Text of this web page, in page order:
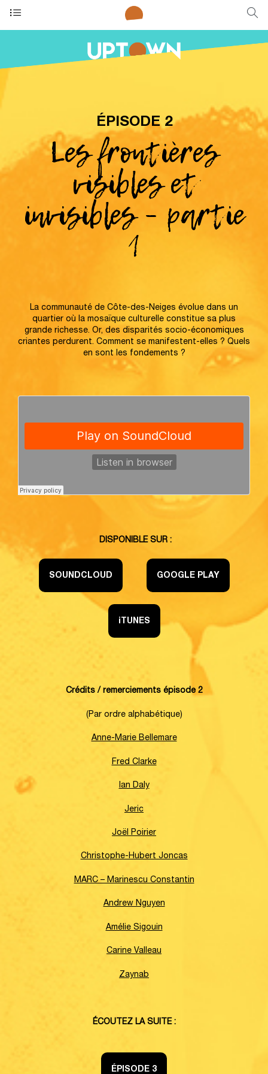
ÉPISODE 2
Les frontières
visibles et
invisibles – partie
1
La communauté de Côte-des-Neiges évolue dans un
quartier où la mosaïque culturelle constitue sa plus
grande richesse. Or, des disparités socio-économiques
criantes perdurent. Comment se manifestent-elles ? Quels
en sont les fondements ?
DISPONIBLE SUR :
SOUNDCLOUD GOOGLE PLAY
iTUNES
Crédits / remerciements épisode 2
(Par ordre alphabétique)
Anne-Marie Bellemare
Fred Clarke
Ian Daly
Jeric
Joël Poirier
Christophe-Hubert Joncas
MARC – Marinescu Constantin
Andrew Nguyen
Amélie Sigouin
Carine Valleau
Zaynab
ÉCOUTEZ LA SUITE :
ÉPISODE 3